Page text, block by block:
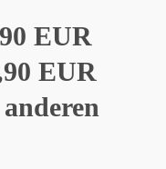
EUR
EUR